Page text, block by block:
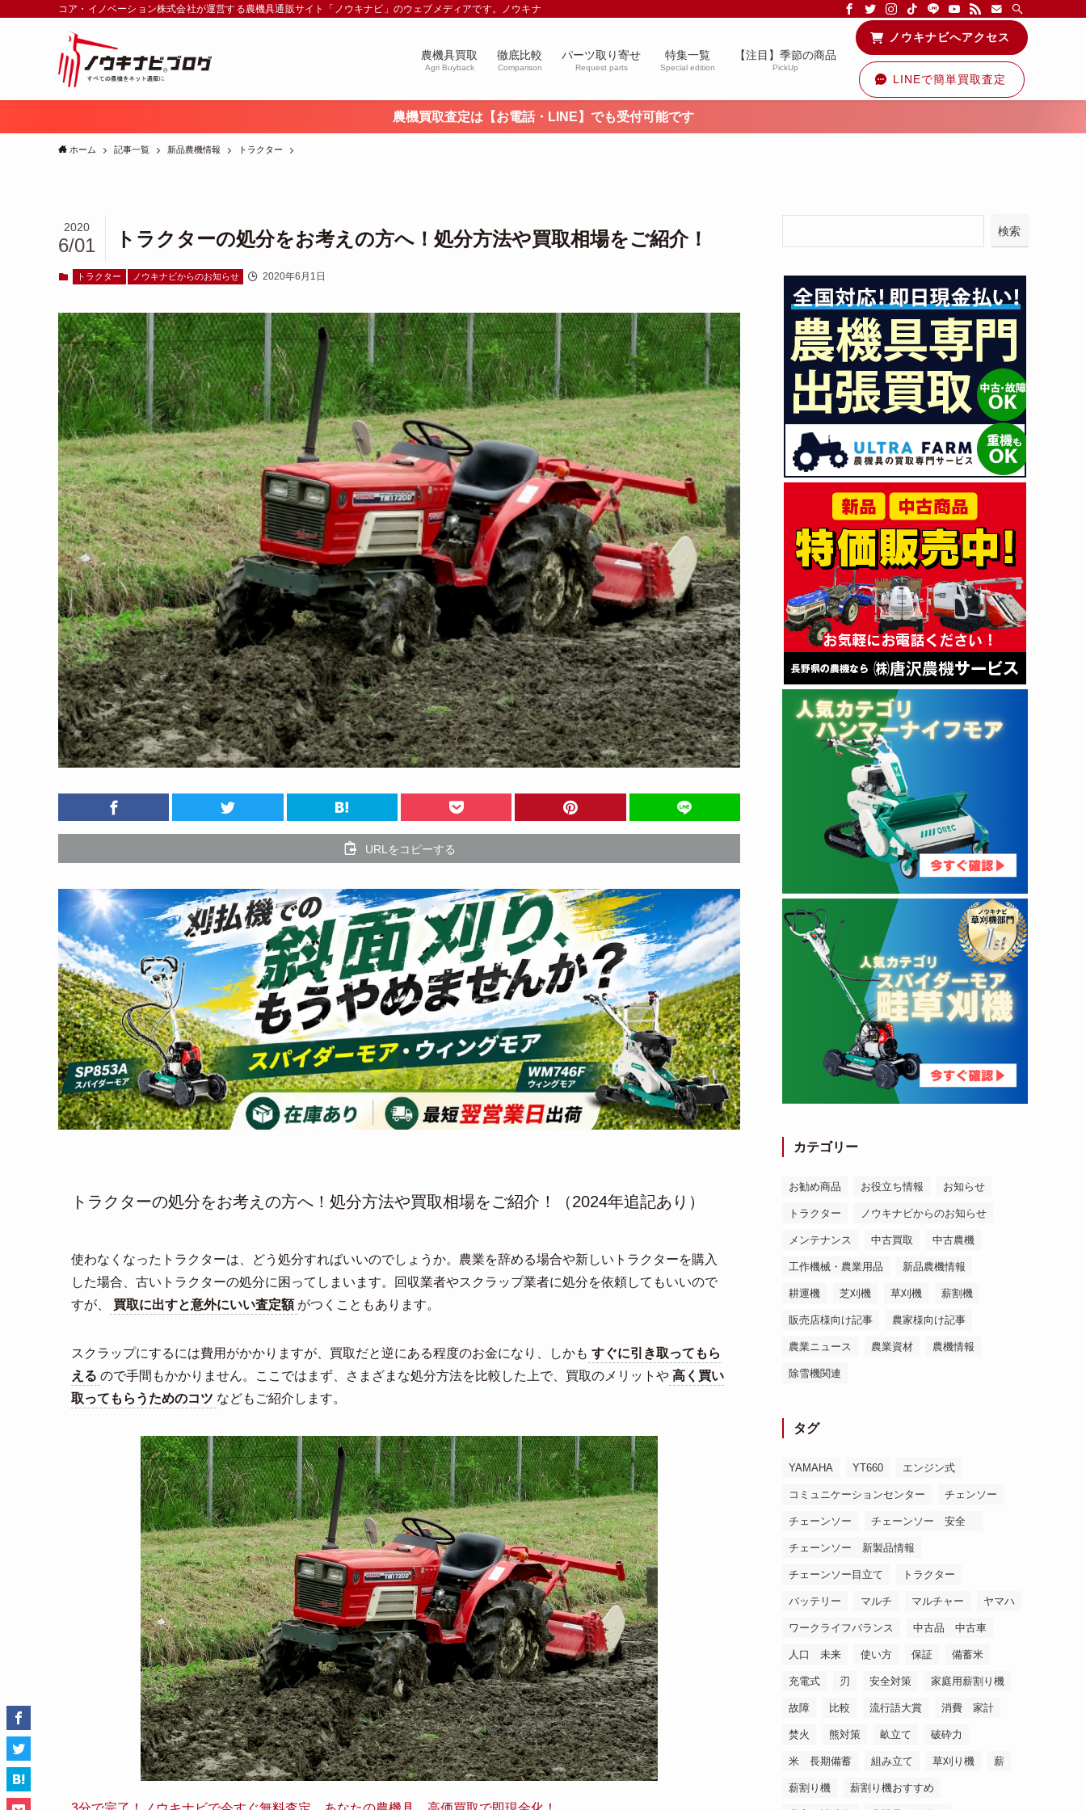
コア・イノベーション株式会社が運営する農機具通販サイト「ノウキナビ」のウェブメディアです。ノウキナビブログを通じて農業や農業機械に関する情報を配信中です！
農機具買取
Agri Buyback
徹底比較
Comparison
パーツ取り寄せ
Request parts
特集一覧
Special edition
【注目】季節の商品
PickUp
ノウキナビへアクセス
LINEで簡単買取査定
農機買取査定は【お電話・LINE】でも受付可能です
ホーム 記事一覧 新品農機情報 トラクター
トラクターの処分をお考えの方へ！処分方法や買取相場をご紹介！
2020
6/01
トラクター ノウキナビからのお知らせ 2020年6月1日
URLをコピーする
トラクターの処分をお考えの方へ！処分方法や買取相場をご紹介！（2024年追記あり）
使わなくなったトラクターは、どう処分すればいいのでしょうか。農業を辞める場合や新しいトラクターを購入
した場合、古いトラクターの処分に困ってしまいます。回収業者やスクラップ業者に処分を依頼してもいいので
すが、
買取に出すと意外にいい査定額 がつくこともあります。
スクラップにするには費用がかかりますが、買取だと逆にある程度のお金になり、しかも すぐに引き取ってもら
える ので手間もかかりません。ここではまず、さまざまな処分方法を比較した上で、買取のメリットや 高く買い
取ってもらうためのコツ などもご紹介します。
検索
カテゴリー
お勧め商品 お役立ち情報 お知らせ
トラクター ノウキナビからのお知らせ
メンテナンス 中古買取 中古農機
工作機械・農業用品 新品農機情報
耕運機 芝刈機 草刈機 薪割機
販売店様向け記事 農家様向け記事
農業ニュース 農業資材 農機情報
除雪機関連
タグ
YAMAHA YT660 エンジン式
コミュニケーションセンター チェンソー
チェーンソー チェーンソー 安全
チェーンソー 新製品情報
チェーンソー目立て トラクター
バッテリー マルチ マルチャー ヤマハ
ワークライフバランス 中古品 中古車
人口 未来 使い方 保証 備蓄米
充電式 刃 安全対策 家庭用薪割り機
故障 比較 流行語大賞 消費 家計
焚火 熊対策 畝立て 破砕力
米 長期備蓄 組み立て 草刈り機 薪
薪割り機 薪割り機おすすめ